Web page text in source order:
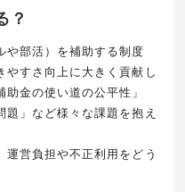
？
や部活）を補助する制度
やすさ向上に大きく貢献し
金の使い道の公平性」
題」など様々な課題を抱え
運営負担や不正利用をどう